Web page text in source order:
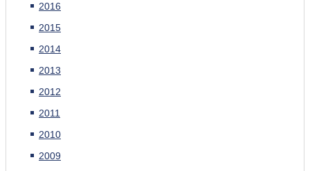
2016
2015
2014
2013
2012
2011
2010
2009